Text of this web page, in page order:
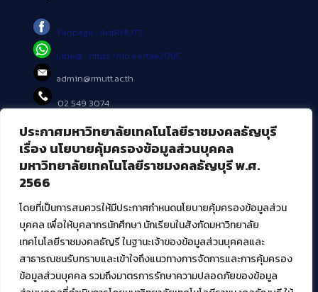
ประกาศมหาวิทยาลัยเทคโนโลยีราชมงคลธัญบุรี
เรื่อง นโยบายคุ้มครองข้อมูลส่วนบุคคล
มหาวิทยาลัยเทคโนโลยีราชมงคลธัญบุรี พ.ศ.
2566
โดยที่เป็นการสมควรให้มีประกาศกำหนดนโยบายคุ้มครองข้อมูลส่วน
บุคคล เพื่อให้บุคลากรนักศึกษา นักเรียนในสังกัดมหาวิทยาลัย
เทคโนโลยีราชมงคลธัญรี ในฐานะเจ้าของข้อมูลส่วนบุคคลและ
สาธารณชนรับทราบและเข้าใจถึงแนวทางการจัดการและการคุ้มครอง
ข้อมูลส่วนบุคคล รวมถึงมาตรการรักษาความปลอดภัยของข้อมูล
Fanpage : AritRMUTT
Line@ : https://lin.ee/tXe209C
admin@rmutt.ac.th
02 549 3074
บริการอื่นๆ ของ สวส.
ศูนย์สื่อดิจิทัล
ศูนย์นวัตกรรมและความรู้
สมัยใหม่ (MoSeC)
งานบริการวิชาการให้กับหน่วยงานภายนอก